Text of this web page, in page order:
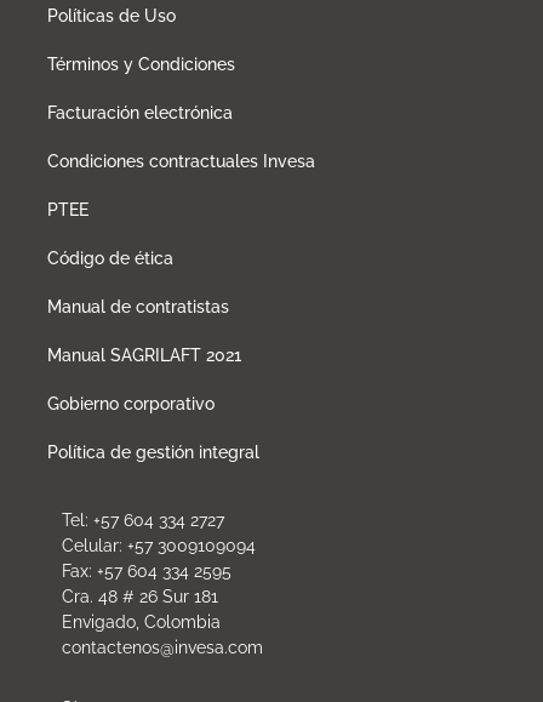
Políticas de Uso
Términos y Condiciones
Facturación electrónica
Condiciones contractuales Invesa
PTEE
Código de ética
Manual de contratistas
Manual SAGRILAFT 2021
Gobierno corporativo
Política de gestión integral
Tel: +57 604 334 2727
Celular: +57 3009109094
Fax: +57 604 334 2595
Cra. 48 # 26 Sur 181
Envigado, Colombia
contactenos@invesa.com